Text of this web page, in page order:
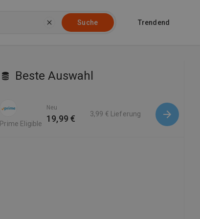
Suche Trendend
Beste Auswahl
Prime Eligible
Neu
19,99 € 3,99 € Lieferung